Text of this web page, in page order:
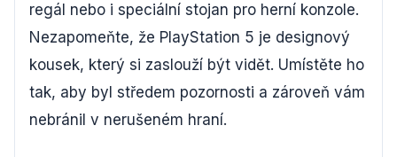
regál nebo i speciální stojan pro herní konzole.
Nezapomeňte, že PlayStation 5 je designový
kousek, který si zaslouží být vidět. Umístěte ho
tak, aby byl středem pozornosti a zároveň vám
nebránil v nerušeném hraní.